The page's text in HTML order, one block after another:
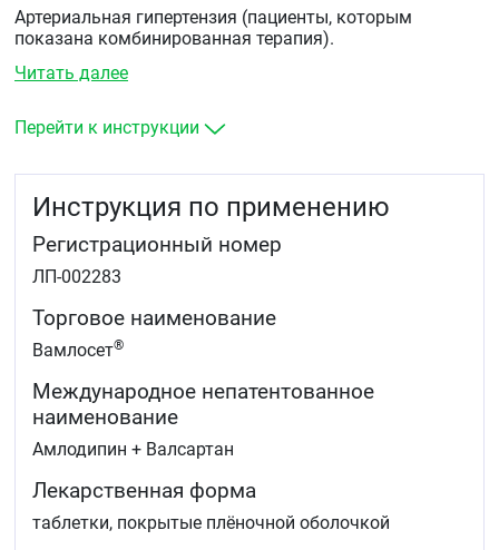
Артериальная гипертензия (пациенты, которым
показана комбинированная терапия).
Читать далее
Перейти к инструкции
Инструкция по применению
Регистрационный номер
ЛП-002283
Торговое наименование
Вамлосет®
Международное непатентованное
наименование
Амлодипин + Валсартан
Лекарственная форма
таблетки, покрытые плёночной оболочкой